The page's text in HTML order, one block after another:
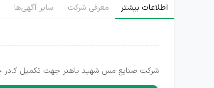
اطلاعات بیشتر معرفی شرکت سایر آگهی‌ها
شرکت صنایع مس شهید باهنر جهت تکمیل کادر